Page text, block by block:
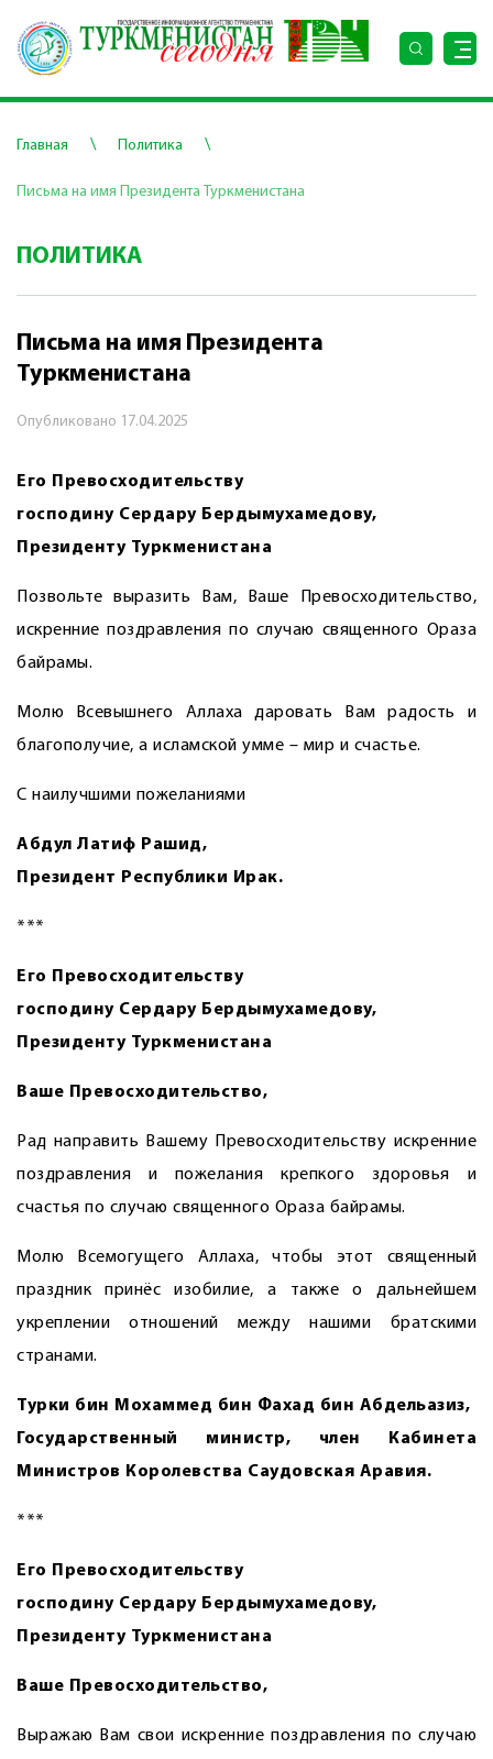
Главная \ Политика \
Письма на имя Президента Туркменистана
ПОЛИТИКА
Письма на имя Президента
Туркменистана
Опубликовано 17.04.2025
Его Превосходительству
господину Сердару Бердымухамедову,
Президенту Туркменистана
Позвольте выразить Вам, Ваше Превосходительство,
искренние поздравления по случаю священного Ораза
байрамы.
Молю Всевышнего Аллаха даровать Вам радость и
благополучие, а исламской умме – мир и счастье.
С наилучшими пожеланиями
Абдул Латиф Рашид,
Президент Республики Ирак.
***
Его Превосходительству
господину Сердару Бердымухамедову,
Президенту Туркменистана
Ваше Превосходительство,
Рад направить Вашему Превосходительству искренние
поздравления и пожелания крепкого здоровья и
счастья по случаю священного Ораза байрамы.
Молю Всемогущего Аллаха, чтобы этот священный
праздник принёс изобилие, а также о дальнейшем
укреплении отношений между нашими братскими
странами.
Турки бин Мохаммед бин Фахад бин Абдельазиз,
Государственный министр, член Кабинета
Министров Королевства Саудовская Аравия.
***
Его Превосходительству
господину Сердару Бердымухамедову,
Президенту Туркменистана
Ваше Превосходительство,
Выражаю Вам свои искренние поздравления по случаю